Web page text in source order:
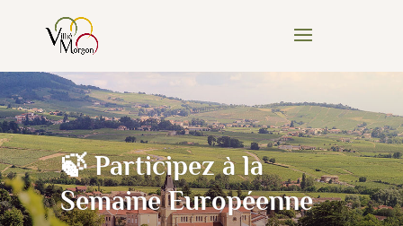
content
🍃 Participez à la
Semaine Européenne